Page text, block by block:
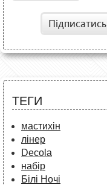
Підписатись
ТЕГИ
мастихін
лінер
Decola
набір
Білі Ночі